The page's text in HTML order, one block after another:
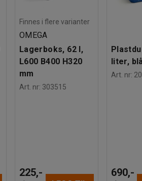
Finnes i flere varianter
OMEGA
Lagerboks, 62 l,
L600 B400 H320
mm
Art. nr: 303515
225,-
liter,
Art. nr:
690,-